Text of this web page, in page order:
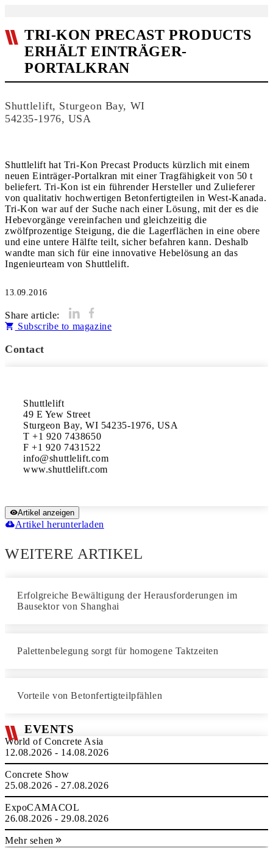
TRI-KON PRECAST PRODUCTS
ERHÄLT EINTRÄGER-
PORTALKRAN
Shuttlelift, Sturgeon Bay, WI
54235-1976, USA
Shuttlelift hat Tri-Kon Precast Products kürzlich mit einem
neuen Einträger-Portalkran mit einer Tragfähigkeit von 50 t
beliefert. Tri-Kon ist ein führender Hersteller und Zulieferer
von qualitativ hochwertigen Betonfertigteilen in West-Kanada.
Tri-Kon war auf der Suche nach einer Lösung, mit der es die
Hebevorgänge vereinfachen und gleichzeitig die
zwölfprozentige Steigung, die die Lagerflächen in eine obere
und eine untere Hälfte teilt, sicher befahren kann. Deshalb
wandte man sich für eine innovative Hebelösung an das
Ingenieurteam von Shuttlelift.
13.09.2016
Share article:
Subscribe to magazine
Contact
Shuttlelift
49 E Yew Street
Sturgeon Bay, WI 54235-1976, USA
T +1 920 7438650
F +1 920 7431522
info@shuttlelift.com
www.shuttlelift.com
Artikel anzeigen
Artikel herunterladen
WEITERE ARTIKEL
Erfolgreiche Bewältigung der Herausforderungen im
Bausektor von Shanghai
Palettenbelegung sorgt für homogene Taktzeiten
Vorteile von Betonfertigteilpfählen
EVENTS
World of Concrete Asia
12.08.2026 - 14.08.2026
Concrete Show
25.08.2026 - 27.08.2026
ExpoCAMACOL
26.08.2026 - 29.08.2026
Mehr sehen